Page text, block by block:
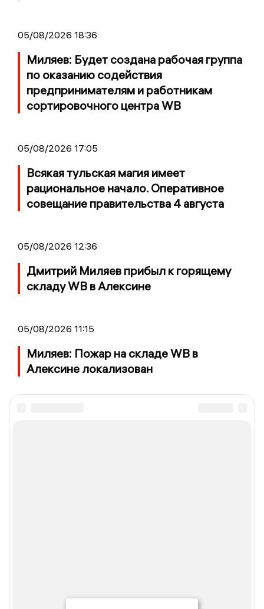
05/08/2026 18:36
Миляев: Будет создана рабочая группа
по оказанию содействия
предпринимателям и работникам
сортировочного центра WB
05/08/2026 17:05
Всякая тульская магия имеет
рациональное начало. Оперативное
совещание правительства 4 августа
05/08/2026 12:36
Дмитрий Миляев прибыл к горящему
складу WB в Алексине
05/08/2026 11:15
Миляев: Пожар на складе WB в
Алексине локализован